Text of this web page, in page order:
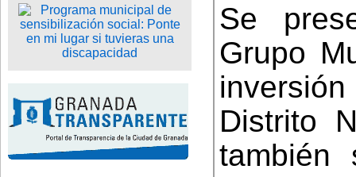
Se
Grupo
Distrito
también